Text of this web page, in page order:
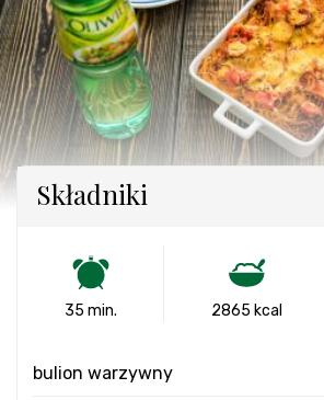
Składniki
35 min. 2865 kcal
bulion warzywny